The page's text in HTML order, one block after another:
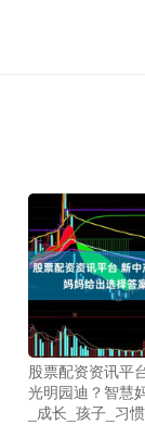
股票配资资讯平
光明园迪？智慧
_成长_孩子_习惯